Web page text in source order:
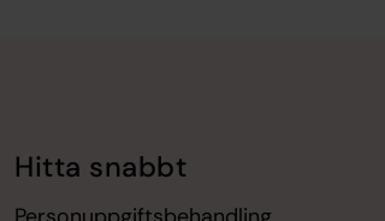
Hitta snabbt